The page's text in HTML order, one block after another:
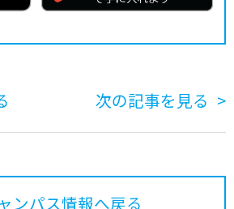
次の記事を見る
ンパス情報へ戻る